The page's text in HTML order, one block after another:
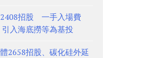
招股 一手入場費
入海底撈等為基投
2658招股、碳化硅外延